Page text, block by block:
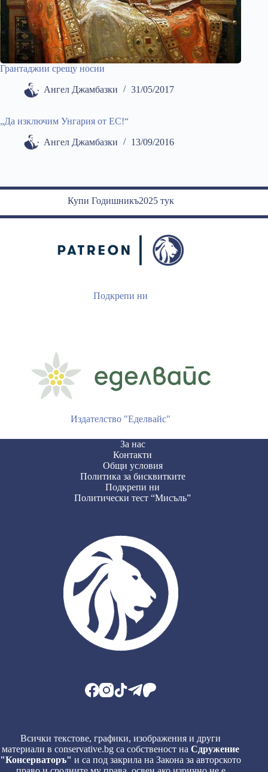
Грантаджии срещу носии
Ангел Джамбазки 31/05/2017
„Да изключим Унгария от ЕС!“
Ангел Джамбазки 13/09/2016
Купи Годишникъ2025 тук
Подкрепи ни
Издателство "Еделвайс"
За нас
Контакти
Общи условия
Политика за бисквитките
Подкрепи ни
Политически тест “Мисъль”
Всички текстове, графики, изображения и други
материали в conservative.bg са собственост наСдружение
"Консерваторъ" и са под закрила на Закона за авторското